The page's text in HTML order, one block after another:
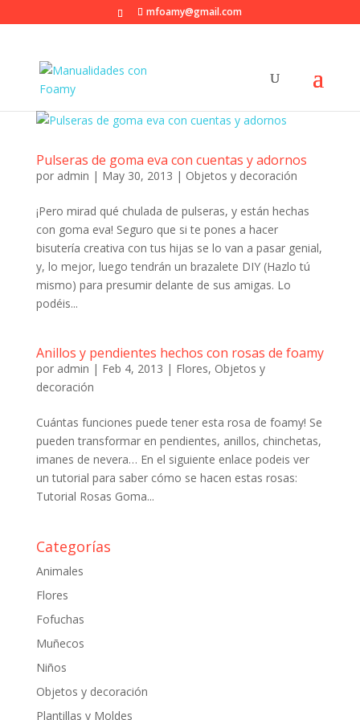
mfoamy@gmail.com
Pulseras de goma eva con cuentas y adornos
por admin | May 30, 2013 | Objetos y decoración
¡Pero mirad qué chulada de pulseras, y están hechas
con goma eva! Seguro que si te pones a hacer
bisutería creativa con tus hijas se lo van a pasar genial,
y, lo mejor, luego tendrán un brazalete DIY (Hazlo tú
mismo) para presumir delante de sus amigas. Lo
podéis...
Anillos y pendientes hechos con rosas de foamy
por admin | Feb 4, 2013 | Flores, Objetos y
decoración
Cuántas funciones puede tener esta rosa de foamy! Se
pueden transformar en pendientes, anillos, chinchetas,
imanes de nevera… En el siguiente enlace podeis ver
un tutorial para saber cómo se hacen estas rosas:
Tutorial Rosas Goma...
Categorías
Animales
Flores
Fofuchas
Muñecos
Niños
Objetos y decoración
Plantillas y Moldes